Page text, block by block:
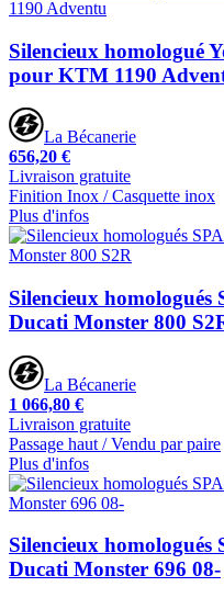
Silencieux homologué
pour KTM 1190
La Bécanerie
656,20 €
Livraison gratuite
Finition Inox / Casquette inox
Plus d'infos
Silencieux
Ducati Monster 800
La Bécanerie
1 066,80 €
Livraison gratuite
Passage haut / Vendu par paire
Plus d'infos
Silencieux
Ducati Monster 696 08-